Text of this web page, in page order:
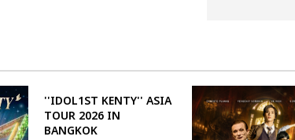
''IDOL1ST KENTY'' ASIA
TOUR 2026 IN
BANGKOK